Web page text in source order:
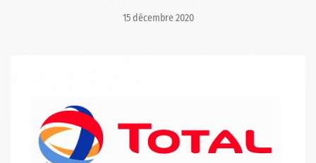
15 décembre 2020